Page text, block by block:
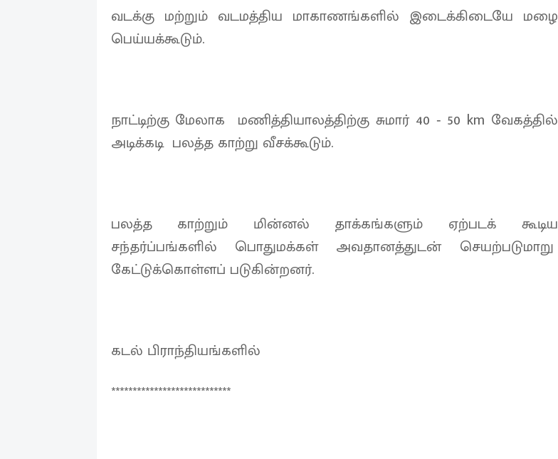
வடக்கு மற்றும் வடமத்திய மாகாணங்களில் இடைக்கிடையே மழை
பெய்யக்கூடும்.
நாட்டிற்கு மேலாக மணித்தியாலத்திற்கு சுமார் 40 ‐ 50 km வேகத்தில்
அடிக்கடி பலத்த காற்று வீசக்கூடும்.
பலத்த காற்றும் மின்னல் தாக்கங்களும் ஏற்படக் கூடிய
சந்தர்ப்பங்களில் பொதுமக்கள் அவதானத்துடன் செயற்படுமாறு
கேட்டுக்கொள்ளப் படுகின்றனர்.
கடல் பிராந்தியங்களில்
****************************